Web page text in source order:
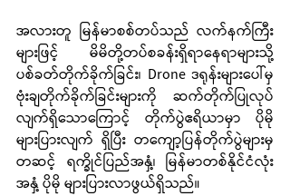
အလားတူ မြန်မာစစ်တပ်သည် လက်နက်ကြီး
များဖြင့် မိမိတို့တပ်စခန်းရှိရာနေရာများသို့
ပစ်ခတ်တိုက်ခိုက်ခြင်း၊ Drone ဒရုန်းများပေါ်မှ
ဗုံးချတိုက်ခိုက်ခြင်းများကို ဆက်တိုက်ပြုလုပ်
လျက်ရှိသောကြောင့် တိုက်ပွဲဧရိယာမှာ ပိုမို
များပြားလျက် ရှိပြီး တကျော့ပြန်တိုက်ပွဲများမှ
တဆင့် ရက္ခိုင်ပြည်အနှံ့၊ မြန်မာတစ်နိုင်ငံလုံး
အနှံ့ ပိုမို များပြားလာဖွယ်ရှိသည်။